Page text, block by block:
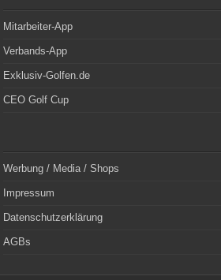
Mitarbeiter-App
Verbands-App
Exklusiv-Golfen.de
CEO Golf Cup
Werbung / Media / Shops
Impressum
Datenschutzerklärung
AGBs